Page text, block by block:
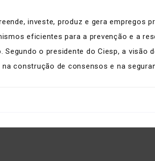
investe, produz e gera empregos
eficientes para a prevenção e a
Segundo o presidente do Ciesp, a visão
na construção de consensos e na